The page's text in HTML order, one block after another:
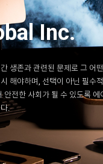
Inc.
생존과 관련된 문제로 그 어
해야하며, 선택이 아닌 필수
안전한 사회가 될 수 있도록 에
.